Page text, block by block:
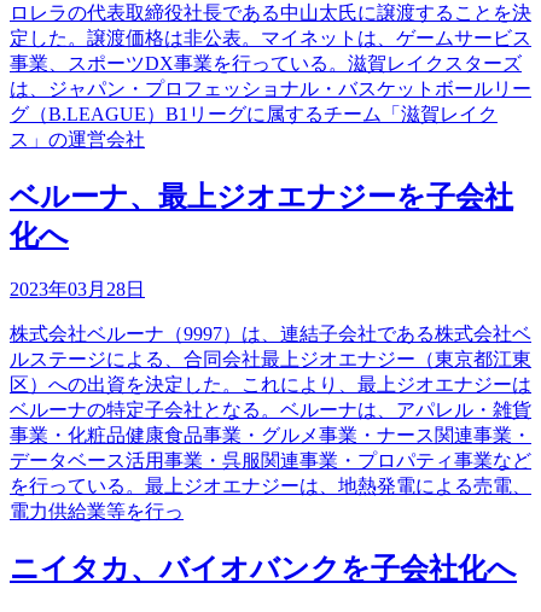
ロレラの代表取締役社長である中山太氏に譲渡することを決
定した。譲渡価格は非公表。マイネットは、ゲームサービス
事業、スポーツDX事業を行っている。滋賀レイクスターズ
は、ジャパン・プロフェッショナル・バスケットボールリー
グ（B.LEAGUE）B1リーグに属するチーム「滋賀レイク
ス」の運営会社
ベルーナ、最上ジオエナジーを子会社
化へ
2023年03月28日
株式会社ベルーナ（9997）は、連結子会社である株式会社ベ
ルステージによる、合同会社最上ジオエナジー（東京都江東
区）への出資を決定した。これにより、最上ジオエナジーは
ベルーナの特定子会社となる。ベルーナは、アパレル・雑貨
事業・化粧品健康食品事業・グルメ事業・ナース関連事業・
データベース活用事業・呉服関連事業・プロパティ事業など
を行っている。最上ジオエナジーは、地熱発電による売電、
電力供給業等を行っ
ニイタカ、バイオバンクを子会社化へ